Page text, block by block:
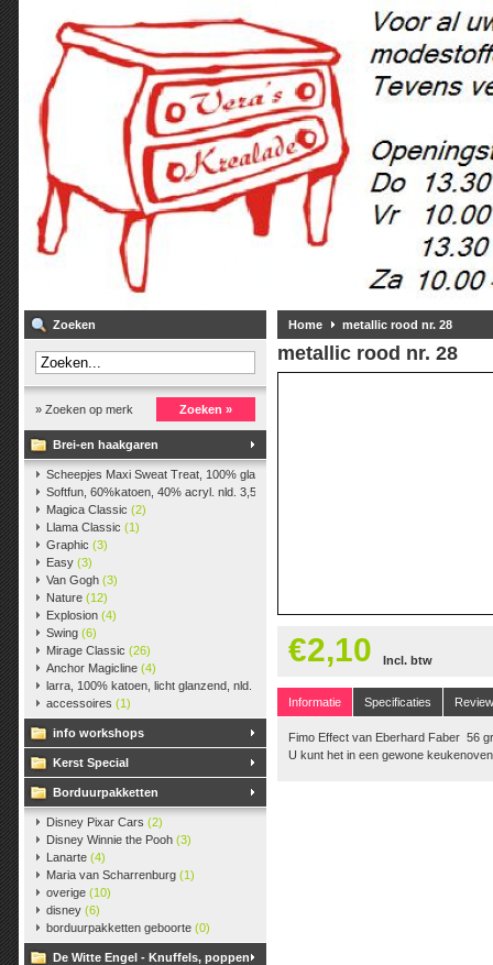
Zoeken
» Zoeken op merk Zoeken »
Brei-en haakgaren
Scheepjes Maxi Sweat Treat, 100% glanskatoen,25 gr.
Softfun, 60%katoen, 40% acryl. nld. 3,5-4. ca. 140m, 50 gr.
Magica Classic (2)
Llama Classic (1)
Graphic (3)
Easy (3)
Van Gogh (3)
Nature (12)
Explosion (4)
Swing (6)
Mirage Classic (26)
Anchor Magicline (4)
larra, 100% katoen, licht glanzend, nld. 2,5-3, ca. 125m, 50 gr.(38)
accessoires (1)
info workshops
Kerst Special
Borduurpakketten
Disney Pixar Cars (2)
Disney Winnie the Pooh (3)
Lanarte (4)
Maria van Scharrenburg (1)
overige (10)
disney (6)
borduurpakketten geboorte (0)
De Witte Engel - Knuffels, poppen
Home metallic rood nr. 28
metallic rood nr. 28
€2,10 Incl. btw
Informatie Specificaties
Fimo Effect van Eberhard Faber 56
U kunt het in een gewone